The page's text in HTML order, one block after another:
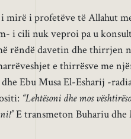
mirë i profetëve të Allahut
i cili nuk veproi pa u
rëndë davetin dhe thirrjen
e thirrësve me
Ebu Musa El-Esharij -
“Lehtësoni dhe mos
E transmeton Buhariu dhe